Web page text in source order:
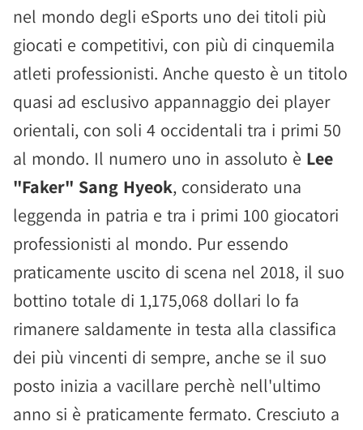
nel mondo degli eSports uno dei titoli più
giocati e competitivi, con più di cinquemila
atleti professionisti. Anche questo è un titolo
quasi ad esclusivo appannaggio dei player
orientali, con soli 4 occidentali tra i primi 50
al mondo. Il numero uno in assoluto è Lee
"Faker" Sang Hyeok, considerato una
leggenda in patria e tra i primi 100 giocatori
professionisti al mondo. Pur essendo
praticamente uscito di scena nel 2018, il suo
bottino totale di 1,175,068 dollari lo fa
rimanere saldamente in testa alla classifica
dei più vincenti di sempre, anche se il suo
posto inizia a vacillare perchè nell'ultimo
anno si è praticamente fermato. Cresciuto a